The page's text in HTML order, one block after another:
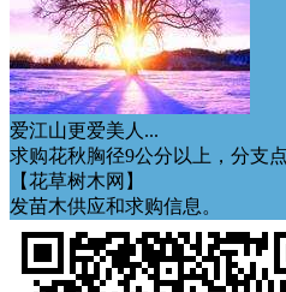
爱江山更爱美人...
求购花秋胸径9公分以上，分支
【花草树木网】
发苗木供应和求购信息。